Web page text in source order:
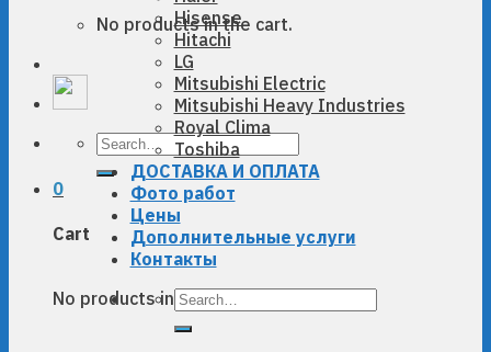
No products in the cart.
Search
0
Cart
No products in the cart.
Hisense
Hitachi
LG
Mitsubishi Electric
Mitsubishi Heavy Industries
Royal Clima
Toshiba
ДОСТАВКА И ОПЛАТА
Фото работ
Цены
Дополнительные услуги
Контакты
Search